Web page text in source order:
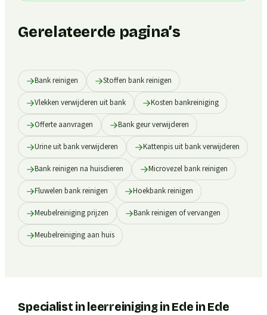
Gerelateerde pagina’s
Bank reinigen Stoffen bank reinigen
Vlekken verwijderen uit bank Kosten bankreiniging
Offerte aanvragen Bank geur verwijderen
Urine uit bank verwijderen Kattenpis uit bank verwijderen
Bank reinigen na huisdieren Microvezel bank reinigen
Fluwelen bank reinigen Hoekbank reinigen
Meubelreiniging prijzen Bank reinigen of vervangen
Meubelreiniging aan huis
Specialist in leerreiniging in Ede inEde